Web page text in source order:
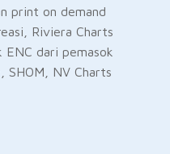
print on demand
Riviera Charts
dari pemasok
SHOM, NV Charts